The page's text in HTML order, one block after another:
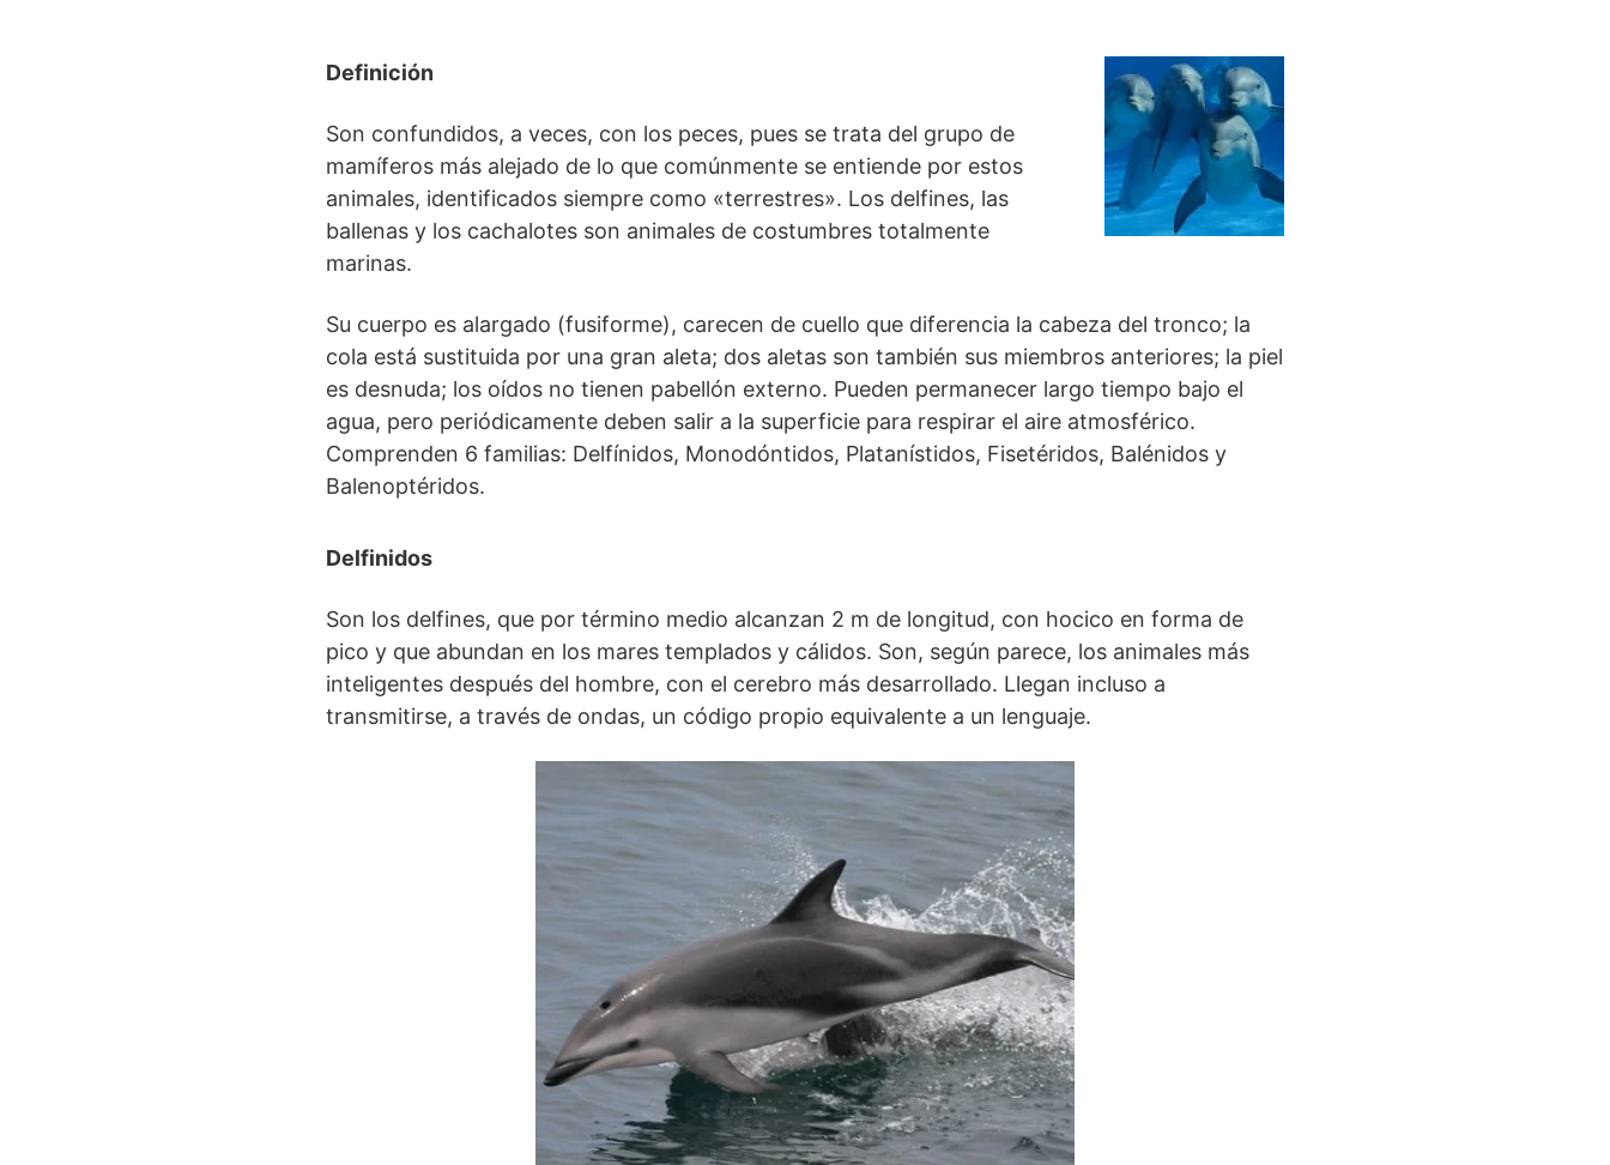
Definición
Son confundidos, a veces, con los peces, pues se trata del grupo de
mamíferos más alejado de lo que comúnmente se entiende por estos
animales, identificados siempre como «terrestres». Los delfines, las
ballenas y los cachalotes son animales de costumbres totalmente
marinas.
Su cuerpo es alargado (fusiforme), carecen de cuello que diferencia la cabeza del tronco; la
cola está sustituida por una gran aleta; dos aletas son también sus miembros anteriores; la piel
es desnuda; los oídos no tienen pabellón externo. Pueden permanecer largo tiempo bajo el
agua, pero periódicamente deben salir a la superficie para respirar el aire atmosférico.
Comprenden 6 familias: Delfínidos, Monodóntidos, Platanístidos, Fisetéridos, Balénidos y
Balenoptéridos.
Delfinidos
Son los delfines, que por término medio alcanzan 2 m de longitud, con hocico en forma de
pico y que abundan en los mares templados y cálidos. Son, según parece, los animales más
inteligentes después del hombre, con el cerebro más desarrollado. Llegan incluso a
transmitirse, a través de ondas, un código propio equivalente a un lenguaje.